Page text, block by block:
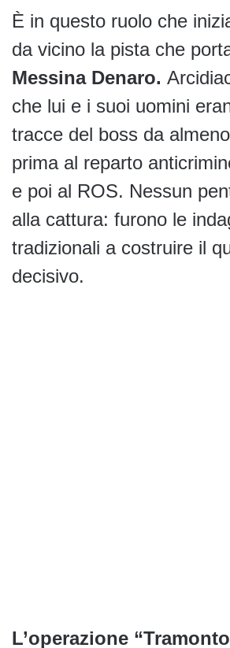
È in questo ruolo che
da vicino la pista che
Messina Denaro.
che lui e i suoi uomini
tracce del boss da
prima al reparto
e poi al ROS. Nessun
alla cattura: furono le
tradizionali a costruire il
decisivo.
L’operazione